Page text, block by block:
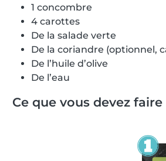
1 concombre
4 carottes
De la salade verte
De la coriandre (optionnel,
De l’huile d’olive
De l’eau
Ce que vous devez faire